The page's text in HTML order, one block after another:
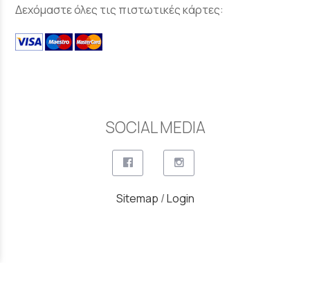
Δεχόμαστε όλες τις πιστωτικές κάρτες:
SOCIAL MEDIA
Sitemap /Login